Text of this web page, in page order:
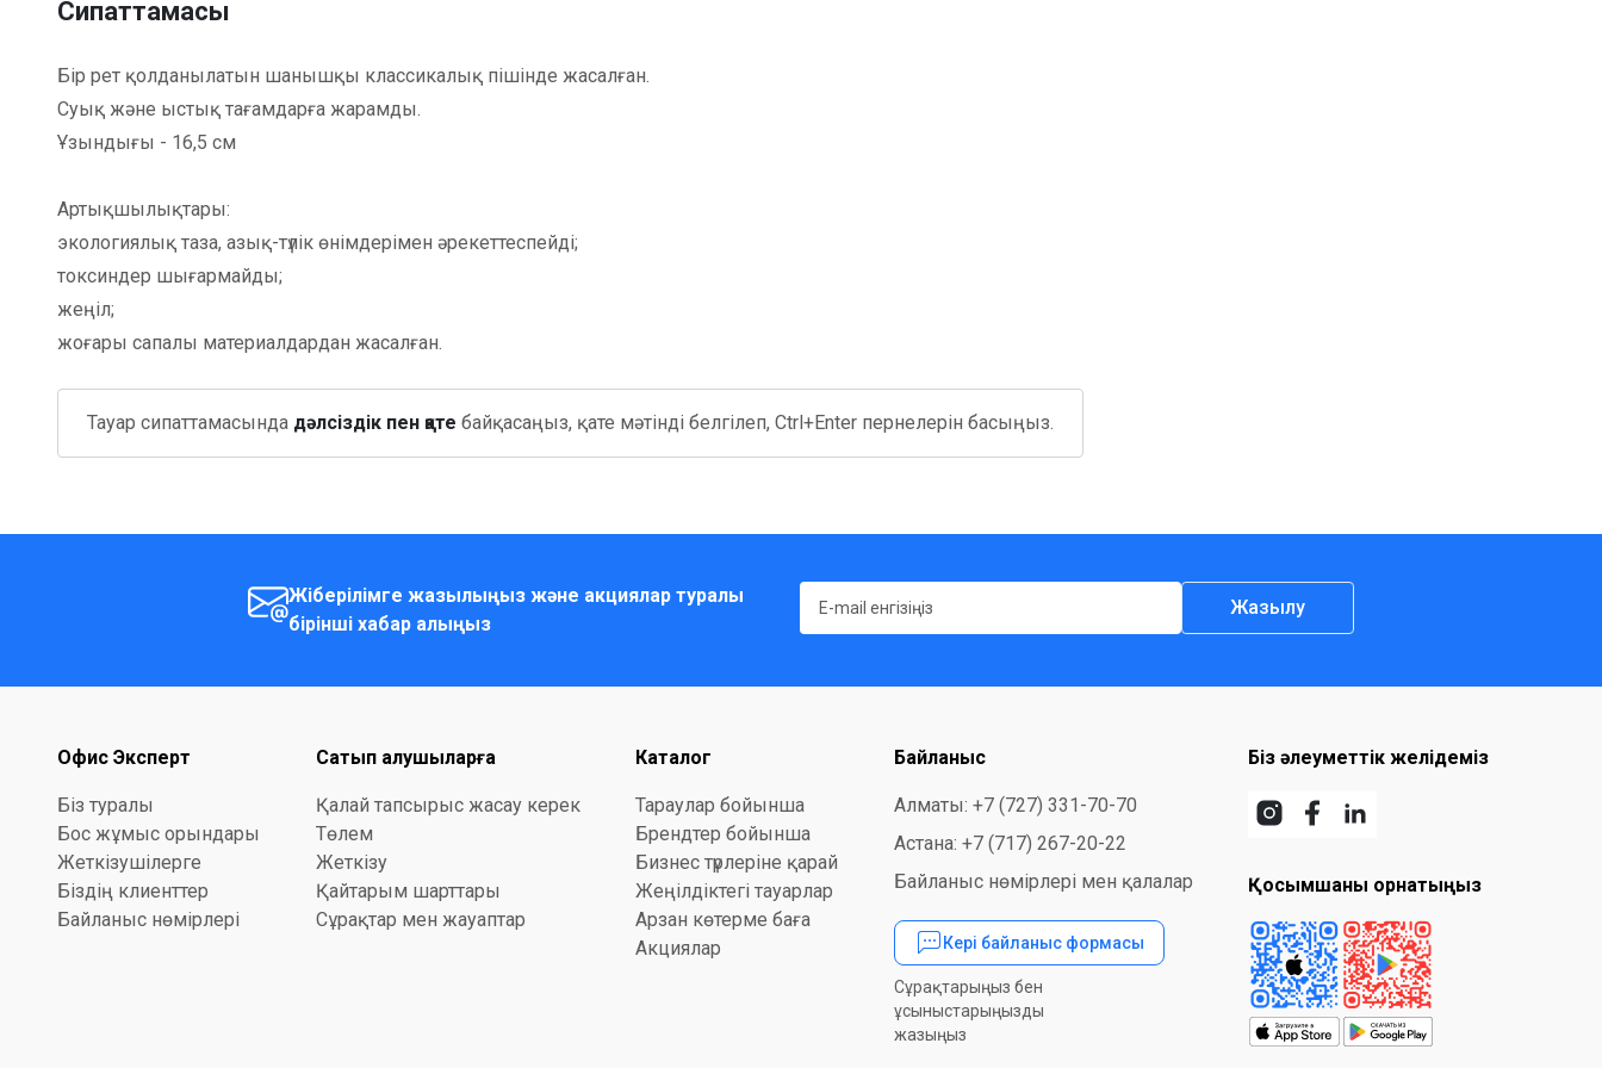
Сипаттамасы
Бір рет қолданылатын шанышқы классикалық пішінде жасалған.
Суық және ыстық тағамдарға жарамды.
Ұзындығы - 16,5 см
Артықшылықтары:
экологиялық таза, азық-түлік өнімдерімен әрекеттеспейді;
токсиндер шығармайды;
жеңіл;
жоғары сапалы материалдардан жасалған.
Тауар сипаттамасында дәлсіздік пен қате байқасаңыз, қате мәтінді белгілеп, Ctrl+Enter пернелерін басыңыз.
Жіберілімге жазылыңыз және акциялар туралы
бірінші хабар алыңыз
Жазылу
Офис Эксперт
Біз туралы
Бос жұмыс орындары
Жеткізушілерге
Біздің клиенттер
Байланыс нөмірлері
Сатып алушыларға
Қалай тапсырыс жасау керек
Төлем
Жеткізу
Қайтарым шарттары
Сұрақтар мен жауаптар
Каталог
Тараулар бойынша
Брендтер бойынша
Бизнес түрлеріне қарай
Жеңілдіктегі тауарлар
Арзан көтерме баға
Акциялар
Байланыс
Алматы: +7 (727) 331-70-70
Астана: +7 (717) 267-20-22
Байланыс нөмірлері мен қалалар
Кері байланыс формасы
Сұрақтарыңыз бен
ұсыныстарыңызды
жазыңыз
Біз әлеуметтік желідеміз
Қосымшаны орнатыңыз